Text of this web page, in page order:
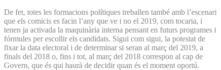
De fet, totes les formacions polítiques treballen també amb l’escenari
que els comicis es facin l’any que ve i no el 2019, com tocaria, i
tenen ja activada la maquinària interna pensant en futurs programes i
fórmules per escollir els candidats. Sigui com sigui, la potestat de
fixar la data electoral i de determinar si seran al març del 2019, a
finals del 2018 o, fins i tot, al març del 2018 correspon al cap de
Govern, que és qui haurà de decidir quan és el moment oportú.